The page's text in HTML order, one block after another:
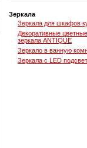
Зеркала
Зеркала для шкафов
Декоративные цветные
зеркала ANTIQUE
Зеркало в ванную
Зеркала с LED